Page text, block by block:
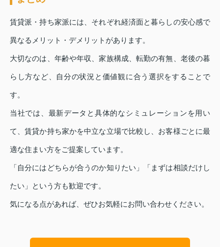
賃貸派・持ち家派には、それぞれ経済面と暮らしの安心感で
異なるメリット・デメリットがあります。
大切なのは、年齢や年収、家族構成、転勤の有無、老後の暮
らし方など、自分の状況と価値観に合う選択をすることで
す。
当社では、最新データと具体的なシミュレーションを用い
て、賃貸か持ち家かを中立な立場で比較し、お客様ごとに最
適な住まい方をご提案しています。
「自分にはどちらが合うのか知りたい」「まずは相談だけし
たい」という方も歓迎です。
気になる点があれば、ぜひお気軽にお問い合わせください。